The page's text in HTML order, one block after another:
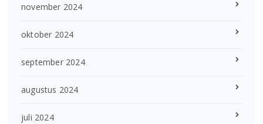
november 2024
oktober 2024
september 2024
augustus 2024
juli 2024